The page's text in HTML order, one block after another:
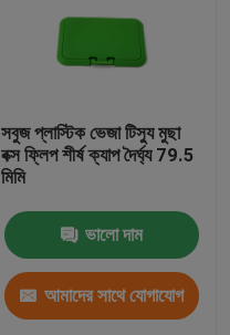
সবুজ প্লাস্টিক ভেজা টিস্যু মুছা
বক্স ফ্লিপ শীর্ষ ক্যাপ দৈর্ঘ্য 79.5
মিমি
ভালো দাম
আমাদের সাথে যোগাযোগ